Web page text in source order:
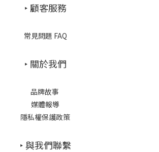
‣ 顧客服務
常見問題 FAQ
‣ 關於我們
品牌故事
媒體報導
隱私權保護政策
‣ 與我們聯繫